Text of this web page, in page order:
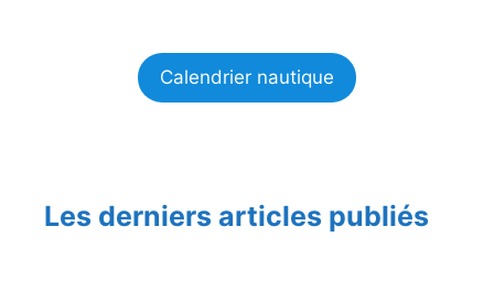
Calendrier nautique
Les derniers articles publiés